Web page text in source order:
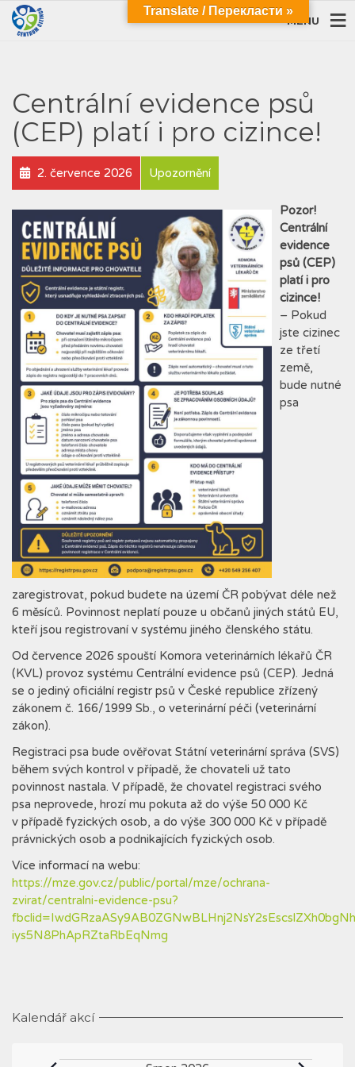
MENU
Centrální evidence psů
(CEP) platí i pro cizince!
2. července 2026 Upozornění
Pozor!
Centrální
evidence
psů (CEP)
platí i pro
cizince!
– Pokud
jste cizinec
ze třetí
země,
bude nutné
psa
zaregistrovat, pokud budete na území ČR pobývat déle než
6 měsíců. Povinnost neplatí pouze u občanů jiných států EU,
kteří jsou registrovaní v systému jiného členského státu.
Od července 2026 spouští Komora veterinárních lékařů ČR
(KVL) provoz systému Centrální evidence psů (CEP). Jedná
se o jediný oficiální registr psů v České republice zřízený
zákonem č. 166/1999 Sb., o veterinární péči (veterinární
zákon).
Registraci psa bude ověřovat Státní veterinární správa (SVS)
během svých kontrol v případě, že chovateli už tato
povinnost nastala. V případě, že chovatel registraci svého
psa neprovede, hrozí mu pokuta až do výše 50 000 Kč
v případě fyzických osob, a do výše 300 000 Kč v případě
právnických osob a podnikajících fyzických osob.
Více informací na webu:
https://mze.gov.cz/public/portal/mze/ochrana-
zvirat/centralni-evidence-psu?
iys5N8PhApRZtaRbEqNmg
Kalendář akcí
Translate / Перекласти »